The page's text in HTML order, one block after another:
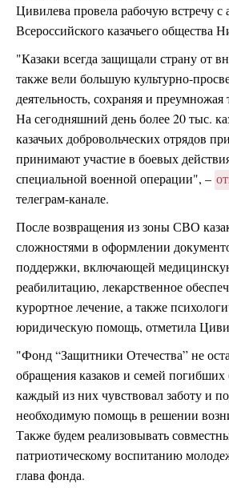
Цивилева провела рабочую встречу с
Всероссийского казачьего общества
"Казаки всегда защищали страну от
также вели большую культурно-
деятельность, сохраняя и
На сегодняшний день более 20 тыс.
казачьих добровольческих отрядов
принимают участие в боевых
специальной военной операции", –
телеграм-канале.
После возвращения из зоны СВО
сложностями в оформлении
поддержки, включающей
реабилитацию, лекарственное
курортное лечение, а также
юридическую помощь, отметила
"Фонд “Защитники Отечества” не
обращения казаков и семей
каждый из них чувствовал заботу и
необходимую помощь в решении
Также будем реализовывать
патриотическому воспитанию
глава фонда.